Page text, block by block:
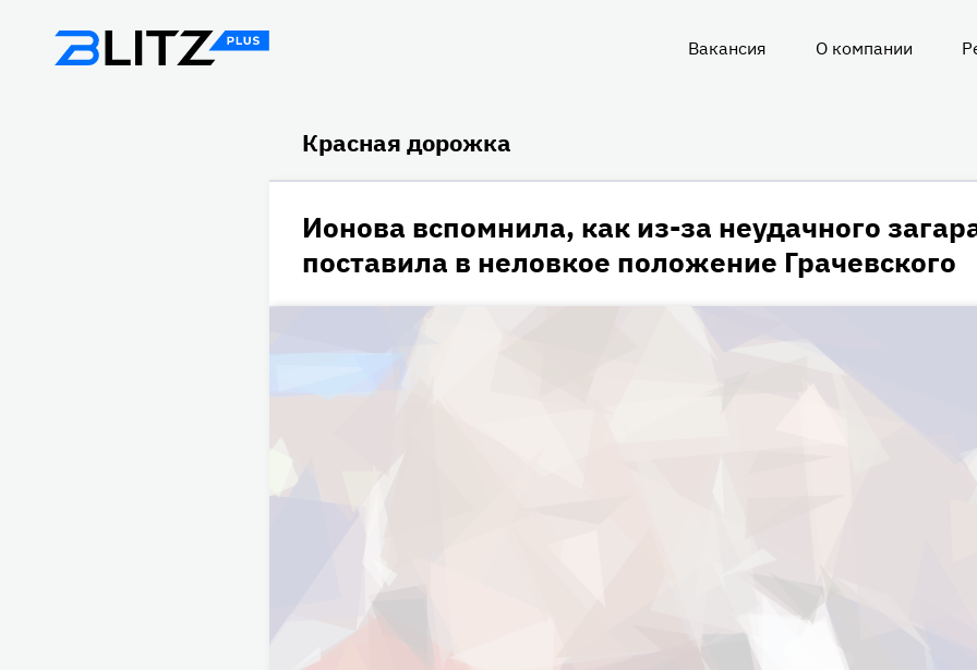
Вакансия О компании
Красная дорожка
Ионова вспомнила, как из-за неудачного
поставила в неловкое положение Грачевского